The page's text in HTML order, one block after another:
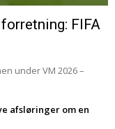
FIFA
under VM 2026 –
afsløringer om en